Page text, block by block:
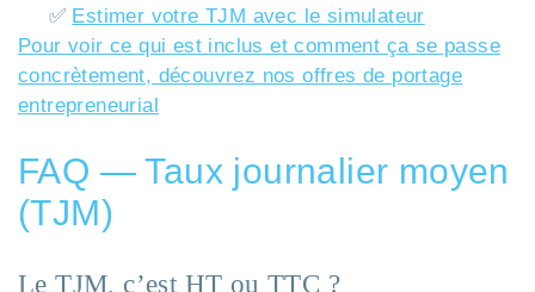
✅ Estimer votre TJM avec le simulateur
Pour voir ce qui est inclus et comment ça se passe
concrètement, découvrez nos offres de portage
entrepreneurial
FAQ — Taux journalier moyen
(TJM)
Le TJM, c’est HT ou TTC ?